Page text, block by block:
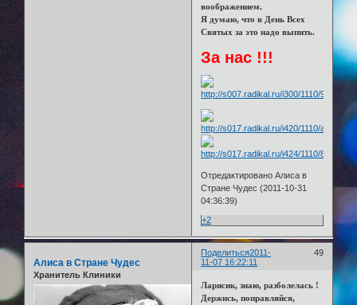
воображением.
Я думаю, что в День Всех
Святых за это надо выпить.
За нас !!!
Отредактировано Алиса в
Стране Чудес (2011-10-31
04:36:39)
+2
Поделиться 49
2011-
11-07 16:22:11
Алиса в Стране Чудес
Хранитель Клиники
Ларисик, знаю, разболелась !
Держись, поправляйся,